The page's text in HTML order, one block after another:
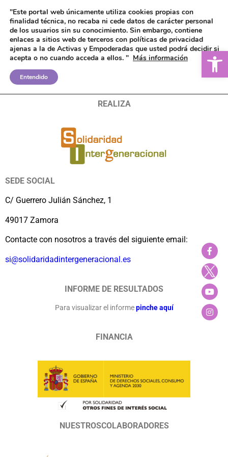
LÍNEA OIM
REALIZA
SEDE SOCIAL
C/ Guerrero Julián Sánchez, 1
49017 Zamora
Contacte con nosotros a través del siguiente email:
si@solidaridadintergeneracional.es
INFORME DE RESULTADOS
Para visualizar el informe pinche aquí
FINANCIA
NUESTROSCOLABORADORES
"Este portal web únicamente utiliza cookies propias con
finalidad técnica, no recaba ni cede datos de carácter personal
de los usuarios sin su conocimiento. Sin embargo, contiene
enlaces a sitios web de terceros con políticas de privacidad
ajenas a la de Activas y Empoderadas que usted podrá decidir si
acepta o no cuando acceda a ellos. " Más información
Entendido